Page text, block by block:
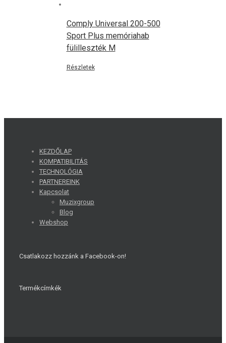
Comply Universal 200-500
Sport Plus memóriahab
fülilleszték M
Részletek
KEZDŐLAP
KOMPATIBILITÁS
TECHNOLÓGIA
PARTNEREINK
Kapcsolat
Muzixgroup
Blog
Webshop
Csatlakozz hozzánk a Facebook-on!
Termékcímkék